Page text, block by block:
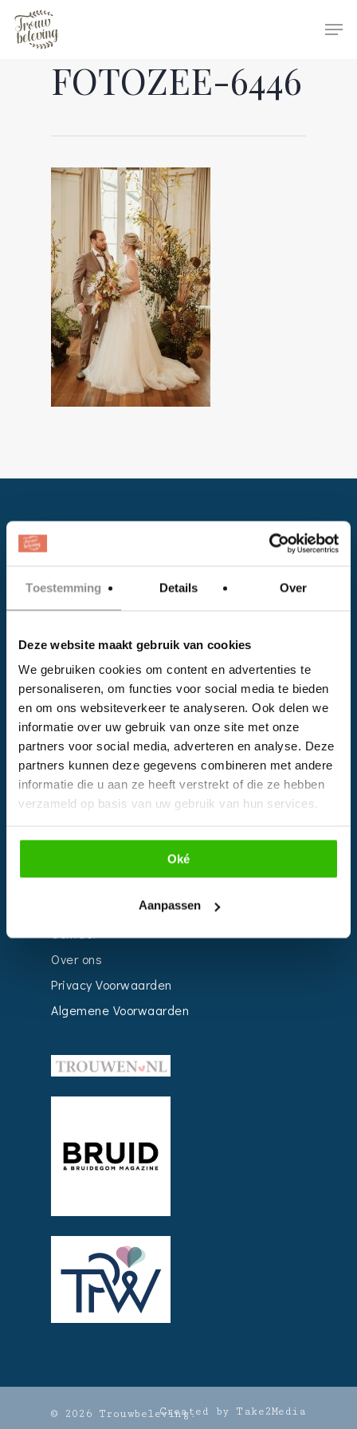
Toestemming Details Over
Deze website maakt gebruik van cookies
We gebruiken cookies om content en advertenties te
personaliseren, om functies voor social media te bieden
en om ons websiteverkeer te analyseren. Ook delen we
informatie over uw gebruik van onze site met onze
partners voor social media, adverteren en analyse. Deze
partners kunnen deze gegevens combineren met andere
informatie die u aan ze heeft verstrekt of die ze hebben
verzameld op basis van uw gebruik van hun services.
Oké
Aanpassen
Hit enter to search or ESC to close
FOTOZEE-6446
Instagram
EVENTS
Kalender
Bedrijven
Impressie
Over ons
Privacy Voorwaarden
Algemene Voorwaarden
© 2026 Trouwbeleving.Created by Take2Media